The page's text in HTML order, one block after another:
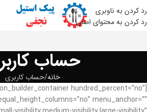
رد کردن به ناوبری
رد کردن به محتوای اصلی
حساب
خانه حساب کاربری
hundred_percent=”no”
menu_anchor=””